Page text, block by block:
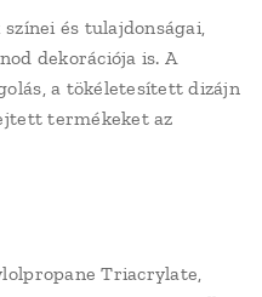
és tulajdonságai,
dekorációja is. A
a tökéletesített dizájn
termékeket az
Triacrylate,